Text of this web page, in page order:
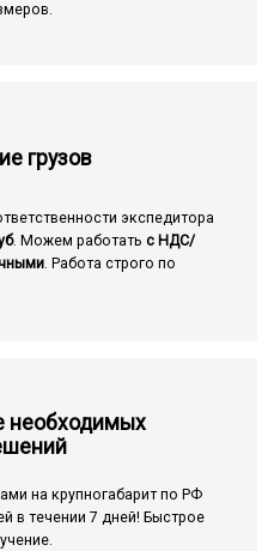
грузов
экспедитора
. Можем работать с НДС/
. Работа строго по
необходимых
на крупногабарит по РФ
в течении 7 дней! Быстрое